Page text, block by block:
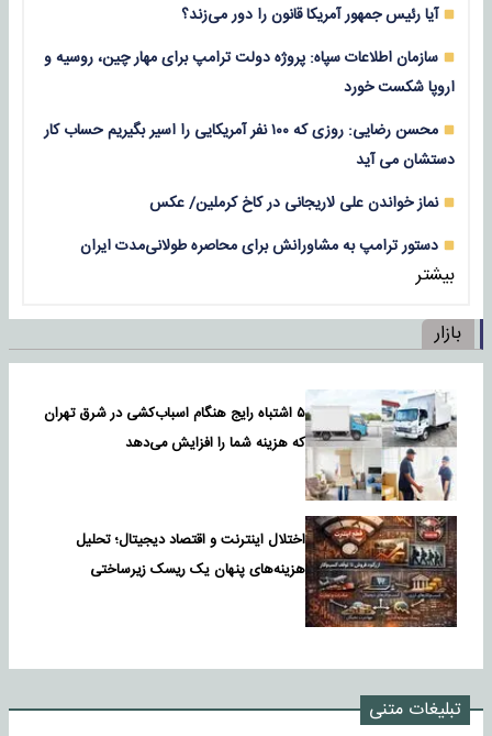
آیا رئیس جمهور آمریکا قانون را دور می‌زند؟
سازمان اطلاعات سپاه: پروژه دولت ترامپ برای مهار چین، روسیه و
اروپا شکست خورد
محسن رضایی: روزی که ۱۰۰ نفر آمریکایی را اسیر بگیریم حساب کار
دستشان می آید
نماز خواندن علی لاریجانی در کاخ کرملین/ عکس
دستور ترامپ به مشاورانش برای محاصره طولانی‌مدت ایران
بیشتر
بازار
۵ اشتباه رایج هنگام اسباب‌کشی در شرق تهران
که هزینه شما را افزایش می‌دهد
اختلال اینترنت و اقتصاد دیجیتال؛ تحلیل
هزینه‌های پنهان یک ریسک زیرساختی
تبلیغات متنی